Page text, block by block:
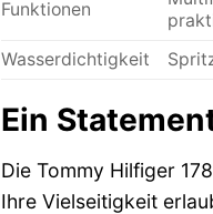
Funktionen
Wasserdichtigkeit
Ein
Die Tommy Hilfiger
Ihre Vielseitigkeit